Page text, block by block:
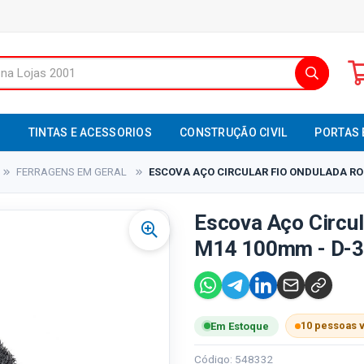
TINTAS E ACESSORIOS CONSTRUÇÃO CIVIL PORTAS
FERRAGENS EM GERAL ESCOVA AÇO CIRCULAR FIO ONDULADA
Escova Aço
M14 100mm - D-
Em Estoque 10 pessoas
Código: 548332